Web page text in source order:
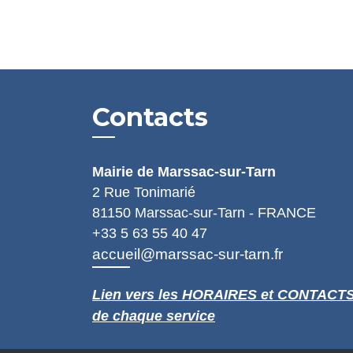
Contacts
Mairie de Marssac-sur-Tarn
2 Rue Tonimarié
81150 Marssac-sur-Tarn - FRANCE
+33 5 63 55 40 47
accueil@marssac-sur-tarn.fr
Lien vers les HORAIRES et
de chaque service